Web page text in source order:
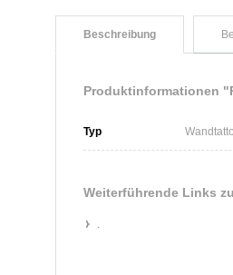
Beschreibung
Produktinformationen
Typ
Weiterführende Links zu
.